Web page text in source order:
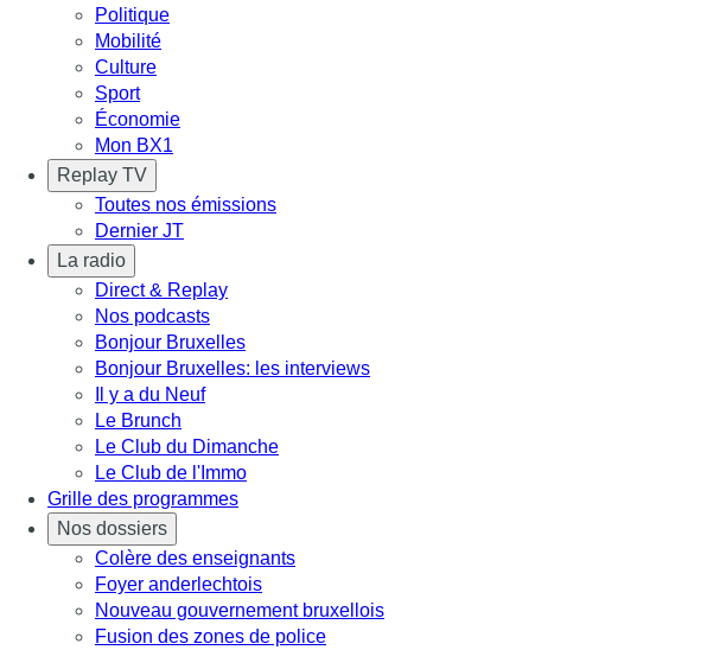
Politique
Mobilité
Culture
Sport
Économie
Mon BX1
Replay TV
Toutes nos émissions
Dernier JT
La radio
Direct & Replay
Nos podcasts
Bonjour Bruxelles
Bonjour Bruxelles: les interviews
Il y a du Neuf
Le Brunch
Le Club du Dimanche
Le Club de l'Immo
Grille des programmes
Nos dossiers
Colère des enseignants
Foyer anderlechtois
Nouveau gouvernement bruxellois
Fusion des zones de police